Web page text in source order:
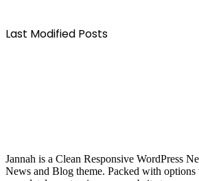
Last Modified Posts
Jannah is a Clean Responsive WordPress
News and Blog theme. Packed with